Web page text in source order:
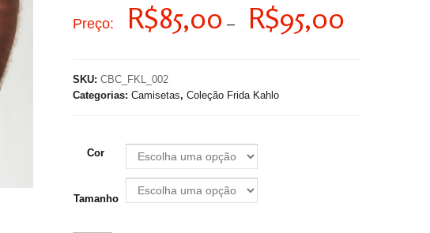
Preço: R$85,00 – R$95,00
SKU: CBC_FKL_002
Categorias: Camisetas, Coleção Frida Kahlo
Cor
Tamanho